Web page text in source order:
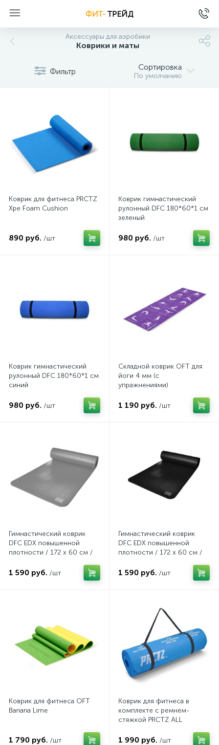
ФИТ-ТРЕЙД
Аксессуары для аэробики
Коврики и маты
Фильтр Сортировка
По умолчанию
Коврик для фитнеса PRCTZ
Xpe Foam Cushion
890 руб. /шт
Коврик гимнастический
рулонный DFC 180*60*1 см
зеленый
980 руб. /шт
Коврик гимнастический
рулонный DFC 180*60*1 см
синий
980 руб. /шт
Складной коврик OFT для
йоги 4 мм (с
упражнениями)
1 190 руб. /шт
Гимнастический коврик
DFC EDX повышенной
плотности / 172 х 60 см /
1 590 руб. /шт
Гимнастический коврик
DFC EDX повышенной
плотности / 172 х 60 см /
1 590 руб. /шт
Коврик для фитнеса OFT
Banana Lime
1 790 руб. /шт
Коврик для фитнеса в
комплекте с ремнем-
стяжкой PRCTZ ALL
1 990 руб. /шт